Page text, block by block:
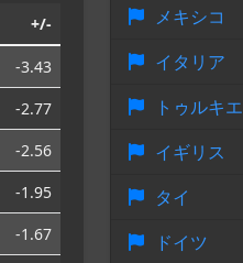
+/-
-3.43
-2.77
-2.56
-1.95
-1.67
メキシコ
イタリア
トゥルキエ
イギリス
タイ
ドイツ